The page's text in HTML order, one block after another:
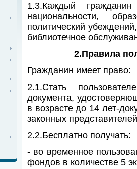
1.3.Каждый
национальности,
политический
библиотечное
2.Правила
Гражданин имеет право:
2.1.Стать
документа,
в возрасте до 14 лет-
законных
2.2.Бесплатно получать:
- во временное
фондов в количестве 5